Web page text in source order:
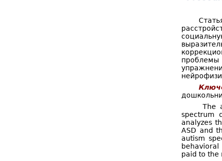
The
spectrum
analyzes
ASD and
autism
behavioral
paid to the